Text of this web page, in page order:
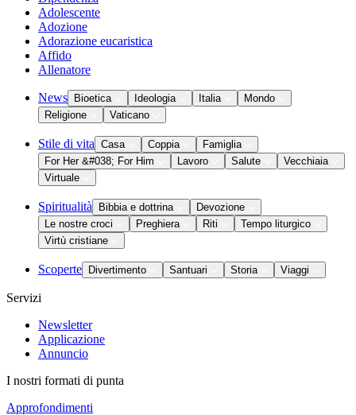
Adolescente
Adozione
Adorazione eucaristica
Affido
Allenatore
News Bioetica Ideologia Italia
Mondo
Religione
Vaticano
Stile di vita Casa Coppia
Famiglia
For Her &#038; For Him
Lavoro Salute
Vecchiaia
Virtuale
Spiritualità Bibbia e dottrina
Devozione
Le nostre croci
Preghiera Riti
Tempo liturgico
Virtù cristiane
Scoperte Divertimento Santuari Storia Viaggi
Servizi
Newsletter
Applicazione
Annuncio
I nostri formati di punta
Approfondimenti